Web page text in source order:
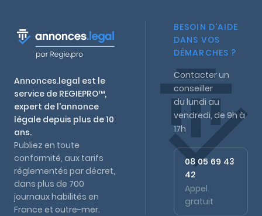
Annonces.legal est le
service de REGIEPRO™,
expert de l'annonce
légale depuis plus de 10
ans.
Publiez en toute
conformité, aux tarifs
réglementés par décret,
dans plus de 700
journaux habilités en
France et outre-mer.
BESOIN D'AIDE
DANS VOS
DÉMARCHES ?
Contacter un
conseiller
du lundi au
vendredi, de 9h à
17h
08 05 69 43
42
Appel
gratuit